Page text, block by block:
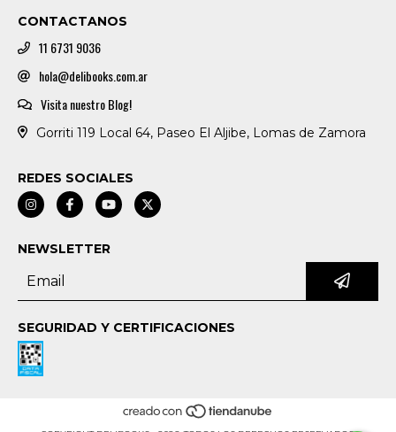
CONTACTANOS
11 6731 9036
hola@delibooks.com.ar
Visita nuestro Blog!
Gorriti 119 Local 64, Paseo El Aljibe, Lomas de Zamora
REDES SOCIALES
NEWSLETTER
SEGURIDAD Y CERTIFICACIONES